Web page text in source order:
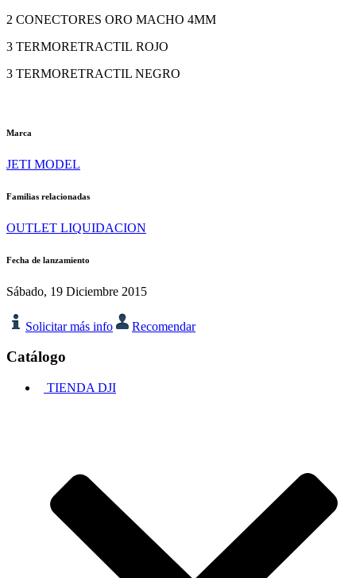
2 CONECTORES ORO MACHO 4MM
3 TERMORETRACTIL ROJO
3 TERMORETRACTIL NEGRO
Marca
JETI MODEL
Familias relacionadas
OUTLET LIQUIDACION
Fecha de lanzamiento
Sábado, 19 Diciembre 2015
Solicitar más info Recomendar
Catálogo
TIENDA DJI